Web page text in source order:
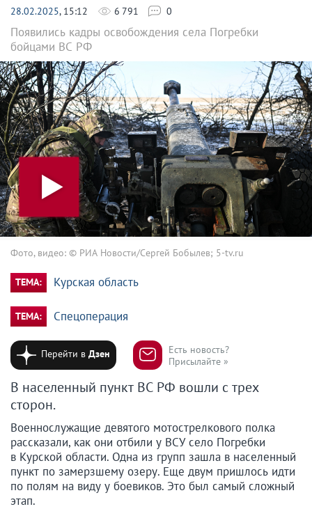
28.02.2025, 15:12 6 791 0
Появились кадры освобождения села Погребки
бойцами ВС РФ
Фото, видео: © РИА Новости/Сергей Бобылев; 5-tv.ru
ТЕМА: Курская область
ТЕМА: Спецоперация
Перейти вДзен
Есть новость?
Присылайте »
В населенный пункт ВС РФ вошли с трех
сторон.
Военнослужащие девятого мотострелкового полка
рассказали, как они отбили у ВСУ село Погребки
в Курской области. Одна из групп зашла в населенный
пункт по замерзшему озеру. Еще двум пришлось идти
по полям на виду у боевиков. Это был самый сложный
этап.